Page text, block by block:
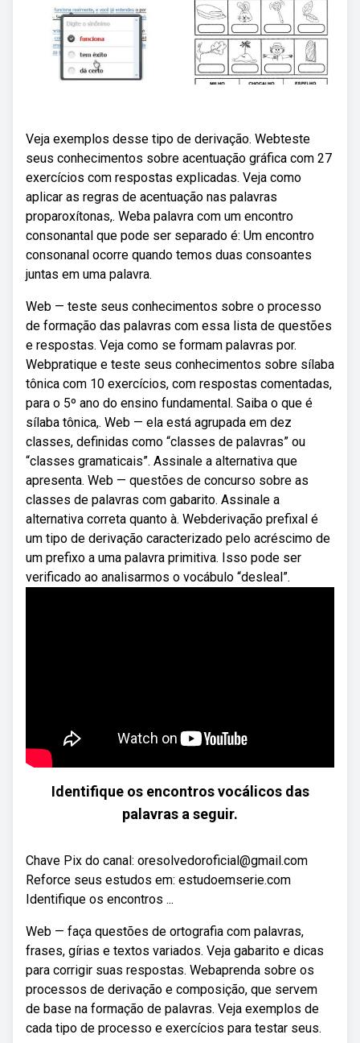
Veja exemplos desse tipo de derivação. Webteste
seus conhecimentos sobre acentuação gráfica com 27
exercícios com respostas explicadas. Veja como
aplicar as regras de acentuação nas palavras
proparoxítonas,. Weba palavra com um encontro
consonantal que pode ser separado é: Um encontro
consonanal ocorre quando temos duas consoantes
juntas em uma palavra.
Web — teste seus conhecimentos sobre o processo
de formação das palavras com essa lista de questões
e respostas. Veja como se formam palavras por.
Webpratique e teste seus conhecimentos sobre sílaba
tônica com 10 exercícios, com respostas comentadas,
para o 5º ano do ensino fundamental. Saiba o que é
sílaba tônica,. Web — ela está agrupada em dez
classes, definidas como “classes de palavras” ou
“classes gramaticais”. Assinale a alternativa que
apresenta. Web — questões de concurso sobre as
classes de palavras com gabarito. Assinale a
alternativa correta quanto à. Webderivação prefixal é
um tipo de derivação caracterizado pelo acréscimo de
um prefixo a uma palavra primitiva. Isso pode ser
verificado ao analisarmos o vocábulo “desleal”.
Identifique os encontros vocálicos das
palavras a seguir.
Chave Pix do canal: oresolvedoroficial@gmail.com
Reforce seus estudos em: estudoemserie.com
Identifique os encontros ...
Web — faça questões de ortografia com palavras,
frases, gírias e textos variados. Veja gabarito e dicas
para corrigir suas respostas. Webaprenda sobre os
processos de derivação e composição, que servem
de base na formação de palavras. Veja exemplos de
cada tipo de processo e exercícios para testar seus.